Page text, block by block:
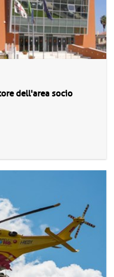
dell'area socio